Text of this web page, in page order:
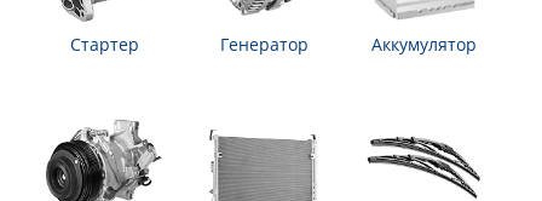
Стартер Генератор Аккумулятор